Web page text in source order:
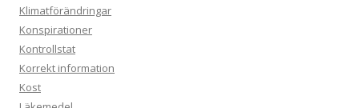
Klimatförändringar
Konspirationer
Kontrollstat
Korrekt information
Kost